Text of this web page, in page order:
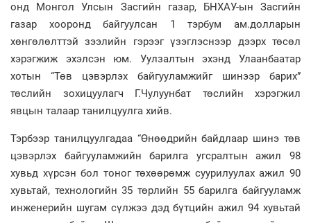
онд Монгол Улсын Засгийн газар, БНХАУ-ын Засгийн
газар хооронд байгуулсан 1 тэрбум ам.долларын
хөнгөлөлттэй зээлийн гэрээг үзэглэснээр дээрх төсөл
хэрэгжиж эхэлсэн юм. Уулзалтын эхэнд Улаанбаатар
хотын “Төв цэвэрлэх байгууламжийг шинээр барих”
төслийн зохицуулагч Г.Чулуунбат төслийн хэрэгжил
явцын талаар танилцуулга хийв.
Тэрбээр танилцуулгадаа “Өнөөдрийн байдлаар шинэ төв
цэвэрлэх байгууламжийн барилга угсралтын ажил 98
хувьд хүрсэн бол тоног төхөөрөмж суурилуулах ажил 90
хувьтай, технологийн 35 төрлийн 55 барилга байгууламж
инженерийн шугам сүлжээ дэд бүтцийн ажил 94 хувьтай